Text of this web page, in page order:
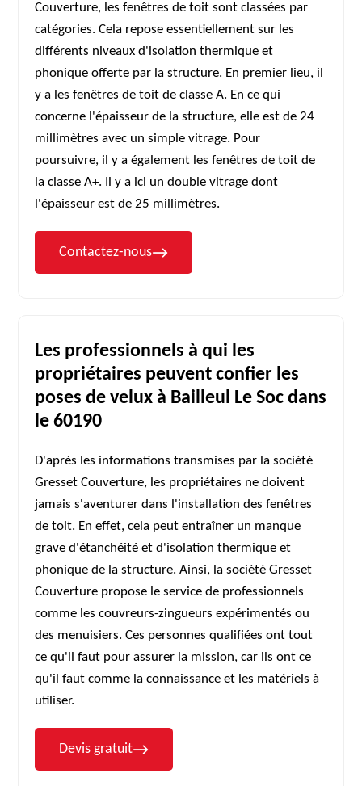
Couverture, les fenêtres de toit sont classées par
catégories. Cela repose essentiellement sur les
différents niveaux d'isolation thermique et
phonique offerte par la structure. En premier lieu, il
y a les fenêtres de toit de classe A. En ce qui
concerne l'épaisseur de la structure, elle est de 24
millimètres avec un simple vitrage. Pour
poursuivre, il y a également les fenêtres de toit de
la classe A+. Il y a ici un double vitrage dont
l'épaisseur est de 25 millimètres.
Contactez-nous
Les professionnels à qui les
propriétaires peuvent confier les
poses de velux à Bailleul Le Soc dans
le 60190
D'après les informations transmises par la société
Gresset Couverture, les propriétaires ne doivent
jamais s'aventurer dans l'installation des fenêtres
de toit. En effet, cela peut entraîner un manque
grave d'étanchéité et d'isolation thermique et
phonique de la structure. Ainsi, la société Gresset
Couverture propose le service de professionnels
comme les couvreurs-zingueurs expérimentés ou
des menuisiers. Ces personnes qualifiées ont tout
ce qu'il faut pour assurer la mission, car ils ont ce
qu'il faut comme la connaissance et les matériels à
utiliser.
Devis gratuit